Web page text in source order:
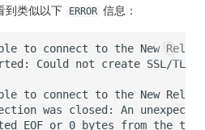
到类似以下 ERROR 信息：